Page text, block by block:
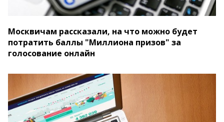
Москвичам рассказали, на что можно будет
потратить баллы "Миллиона призов" за
голосование онлайн